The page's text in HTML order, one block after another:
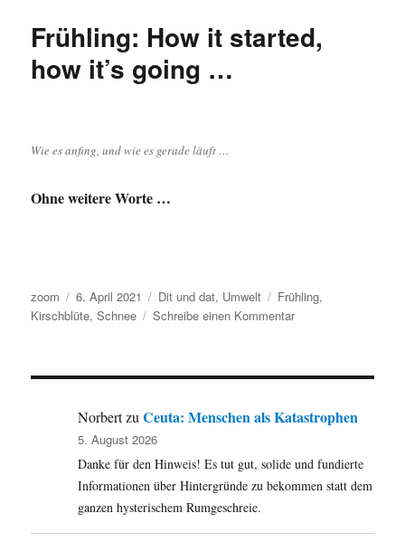
Gib
Kirsche!
Frühling: How it started,
how it’s going …
Wie es anfing, und wie es gerade läuft …
Ohne weitere Worte …
Autor
zoom
Veröffentlicht
am
6. April 2021 Kategorien
Dit und dat, Umwelt Schlagwörter
Frühling,
Kirschblüte,Schnee Schreibe einen Kommentarzu
it
how
…
NorbertzuCeuta: Menschen als Katastrophen
5. August 2026
Danke für den Hinweis! Es tut gut, solide und fundierte
Informationen über Hintergründe zu bekommen statt dem
ganzen hysterischem Rumgeschreie.